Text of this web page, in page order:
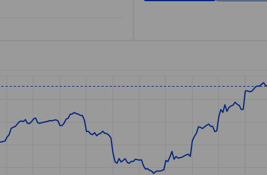
ranges from 50.18 to 62.51.